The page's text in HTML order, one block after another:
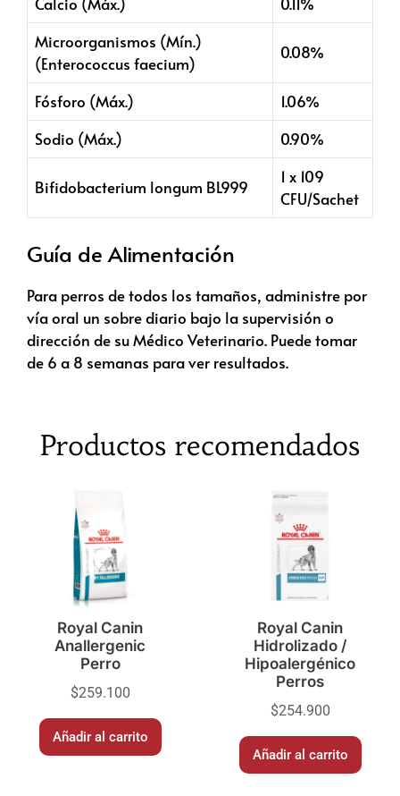
Microorganismos (Mín.)
(Enterococcus faecium)
0.08%
Fósforo (Máx.)
1.06%
Sodio (Máx.)
0.90%
Bifidobacterium longum BL999
1 x 109
CFU/Sachet
Guía de Alimentación
Para perros de todos los tamaños, administre por
vía oral un sobre diario bajo la supervisión o
dirección de su Médico Veterinario. Puede tomar
de 6 a 8 semanas para ver resultados.
Productos recomendados
Royal Canin
Anallergenic
Perro
$259.100
Añadir al carrito
Royal Canin
Hidrolizado /
Hipoalergénico
Perros
$254.900
Añadir al carrito